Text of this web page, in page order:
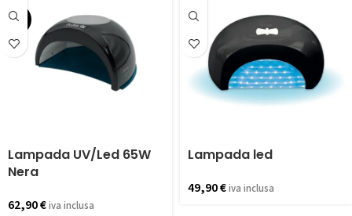
Lampada UV/Led 65W
Nera
62,90€iva inclusa
Lampada led
49,90€iva inclusa